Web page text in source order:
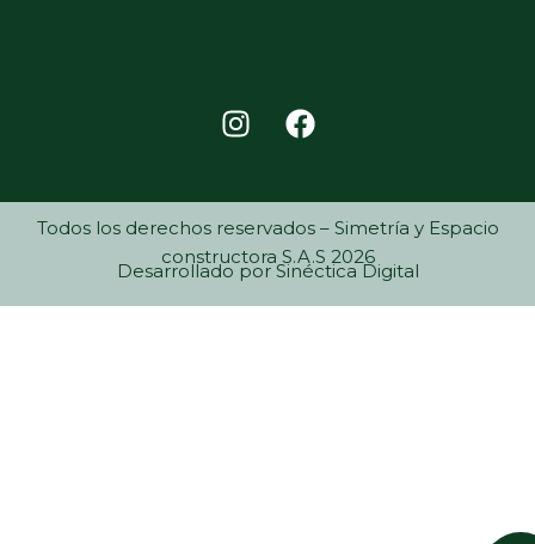
I
n
t
a
g
r
a
F
a
e
b
o
o
k
Todos los derechos reservados – Simetría y Espacio
constructora S.A.S 2026
Desarrollado por Sinéctica Digital